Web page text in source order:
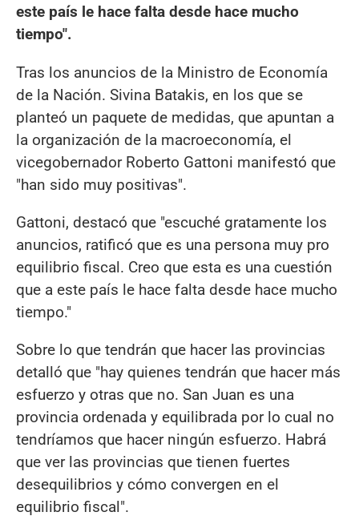
este país le hace falta desde hace mucho
tiempo".
Tras los anuncios de la Ministro de Economía
de la Nación. Sivina Batakis, en los que se
planteó un paquete de medidas, que apuntan a
la organización de la macroeconomía, el
vicegobernador Roberto Gattoni manifestó que
"han sido muy positivas".
Gattoni, destacó que "escuché gratamente los
anuncios, ratificó que es una persona muy pro
equilibrio fiscal. Creo que esta es una cuestión
que a este país le hace falta desde hace mucho
tiempo."
Sobre lo que tendrán que hacer las provincias
detalló que "hay quienes tendrán que hacer más
esfuerzo y otras que no. San Juan es una
provincia ordenada y equilibrada por lo cual no
tendríamos que hacer ningún esfuerzo. Habrá
que ver las provincias que tienen fuertes
desequilibrios y cómo convergen en el
equilibrio fiscal".